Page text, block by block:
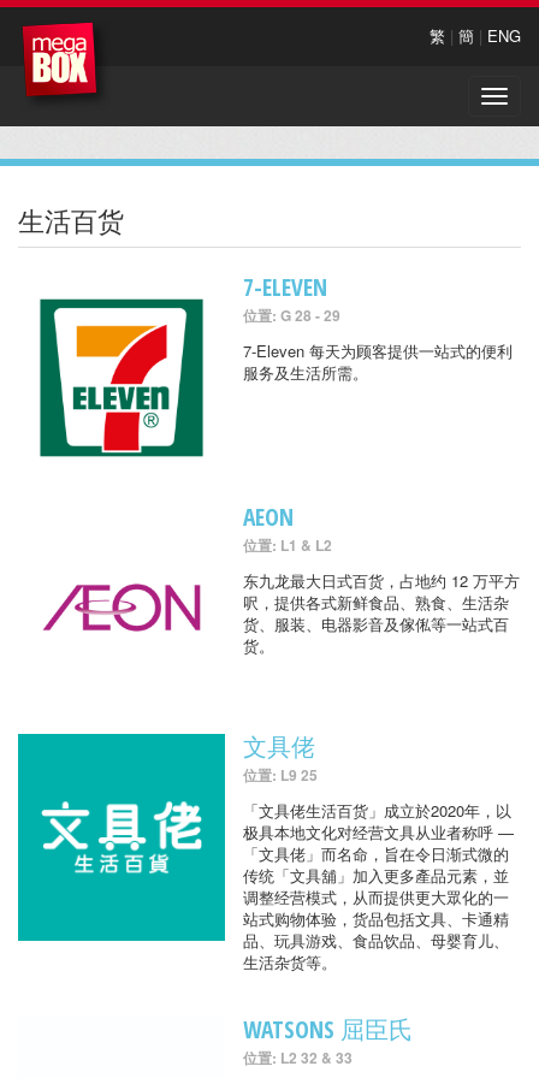
繁 | 簡 | ENG
Toggle
生活百货
7-ELEVEN
位置: G 28 - 29
7-Eleven 每天为顾客提供一站式的便利
服务及生活所需。
AEON
位置: L1 & L2
东九龙最大日式百货，占地约 12 万平方
呎，提供各式新鲜食品、熟食、生活杂
货、服装、电器影音及傢俬等一站式百
货。
文具佬
位置: L9 25
「文具佬生活百货」成立於2020年，以
极具本地文化对经营文具从业者称呼 —
「文具佬」而名命，旨在令日渐式微的
传统「文具舖」加入更多產品元素，並
调整经营模式，从而提供更大眾化的一
站式购物体验，货品包括文具、卡通精
品、玩具游戏、食品饮品、母婴育儿、
生活杂货等。
WATSONS 屈臣氏
位置: L2 32 & 33